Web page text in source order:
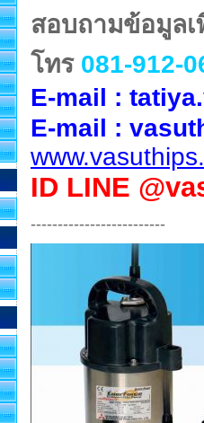
สอบถามข้อมูลเ
โทร 081-912-
E-mail :
E-mail :
ID LINE
-------------------------